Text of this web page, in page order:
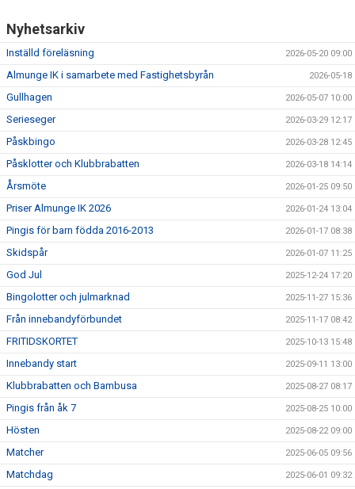
Nyhetsarkiv
Inställd föreläsning 2026-05-20 09:00
Almunge IK i samarbete med Fastighetsbyrån 2026-05-18
Gullhagen 2026-05-07 10:00
Serieseger 2026-03-29 12:17
Påskbingo 2026-03-28 12:45
Påsklotter och Klubbrabatten 2026-03-18 14:14
Årsmöte 2026-01-25 09:50
Priser Almunge IK 2026 2026-01-24 13:04
Pingis för barn födda 2016-2013 2026-01-17 08:38
Skidspår 2026-01-07 11:25
God Jul 2025-12-24 17:20
Bingolotter och julmarknad 2025-11-27 15:36
Från innebandyförbundet 2025-11-17 08:42
FRITIDSKORTET 2025-10-13 15:48
Innebandy start 2025-09-11 13:00
Klubbrabatten och Bambusa 2025-08-27 08:17
Pingis från åk 7 2025-08-25 10:00
Hösten 2025-08-22 09:00
Matcher 2025-06-05 09:56
Matchdag 2025-06-01 09:32